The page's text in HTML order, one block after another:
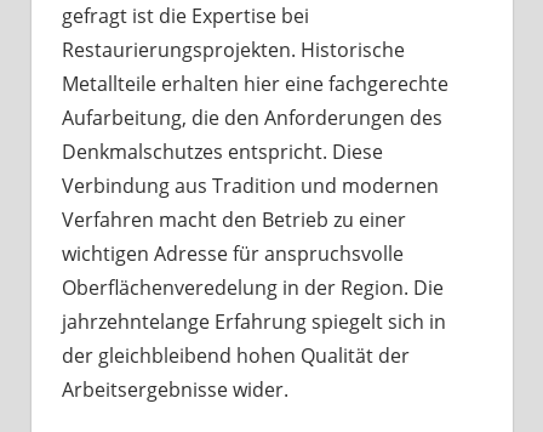
gefragt ist die Expertise bei
Restaurierungsprojekten. Historische
Metallteile erhalten hier eine fachgerechte
Aufarbeitung, die den Anforderungen des
Denkmalschutzes entspricht. Diese
Verbindung aus Tradition und modernen
Verfahren macht den Betrieb zu einer
wichtigen Adresse für anspruchsvolle
Oberflächenveredelung in der Region. Die
jahrzehntelange Erfahrung spiegelt sich in
der gleichbleibend hohen Qualität der
Arbeitsergebnisse wider.